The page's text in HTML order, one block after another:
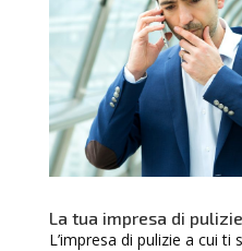
La tua impresa di
L’impresa di pulizie a cui